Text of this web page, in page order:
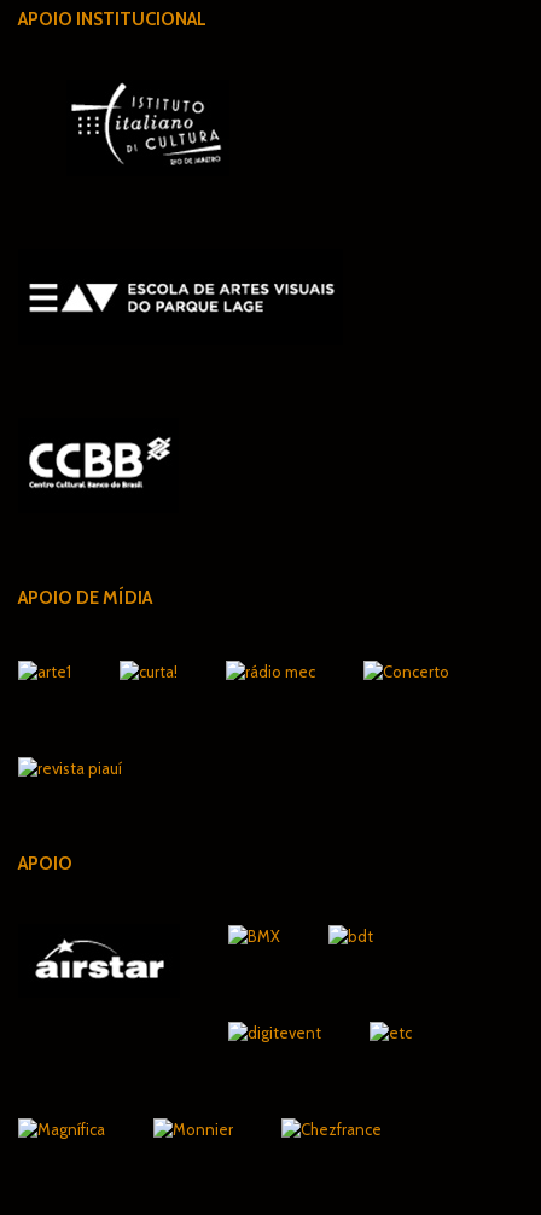
APOIO INSTITUCIONAL
APOIO DE MÍDIA
APOIO